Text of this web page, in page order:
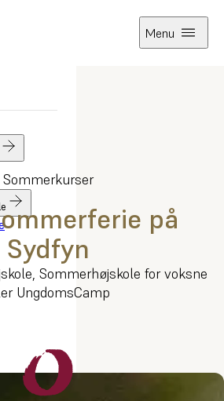
Menu
Sommerkurser
på
Sydfyn
Sommerhøjskole for voksne
UngdomsCamp